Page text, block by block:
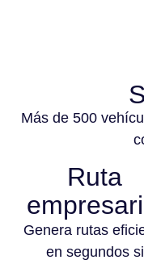
Más de 500
Ruta
Genera rutas
en segundos